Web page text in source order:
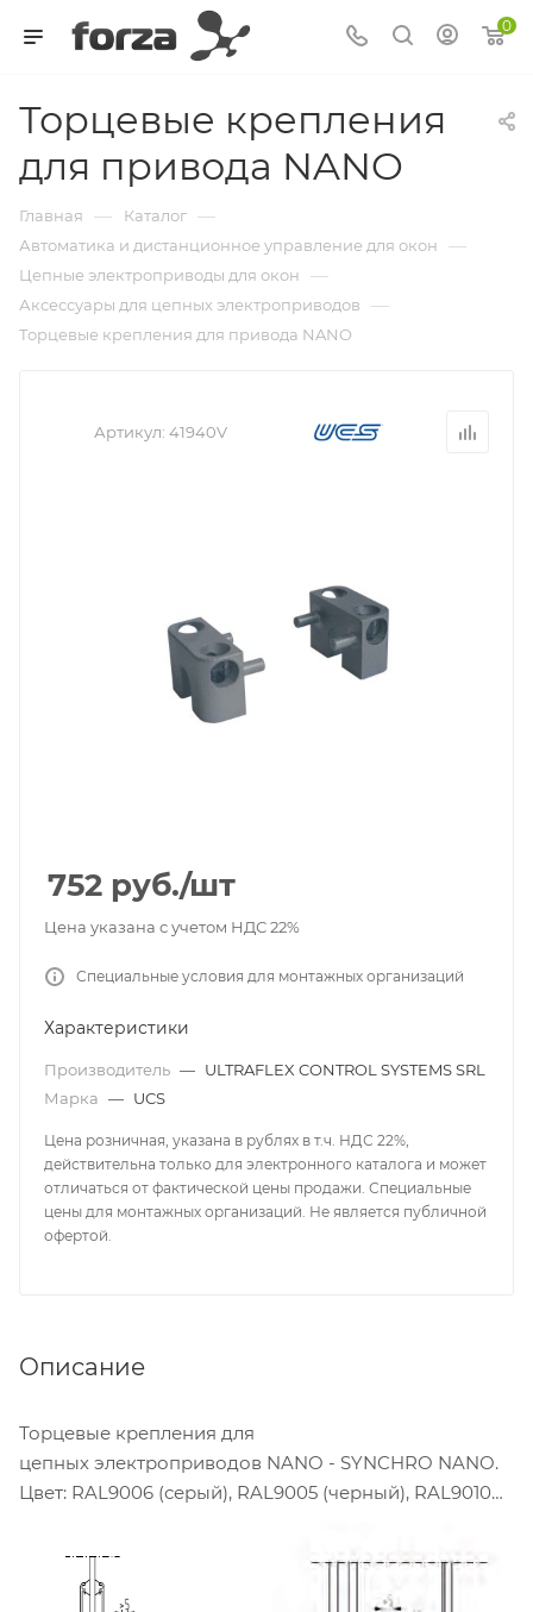
0
Торцевые крепления
для привода NANO
Главная — Каталог —
Автоматика и дистанционное управление для окон —
Цепные электроприводы для окон —
Аксессуары для цепных электроприводов —
Торцевые крепления для привода NANO
Артикул: 41940V
752 руб./шт
Цена указана с учетом НДС 22%
Специальные условия для монтажных организаций
Характеристики
Производитель — ULTRAFLEX CONTROL SYSTEMS SRL
Марка — UCS
Цена розничная, указана в рублях в т.ч. НДС 22%,
действительна только для электронного каталога и может
отличаться от фактической цены продажи. Специальные
цены для монтажных организаций. Не является публичной
офертой.
Описание
Торцевые крепления для
цепных электроприводов NANO - SYNCHRO NANO.
Цвет: RAL9006 (серый), RAL9005 (черный), RAL9010